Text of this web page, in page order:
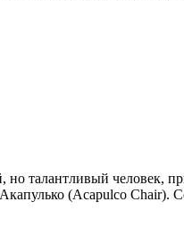
талантливый человек,
(Acapulco Chair).